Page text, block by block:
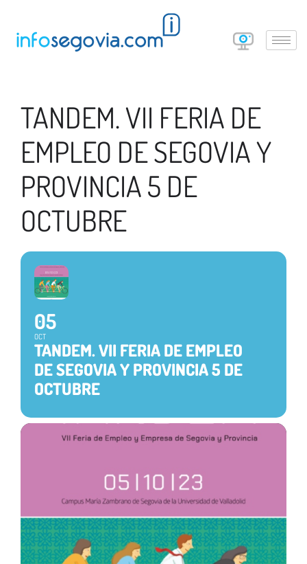
TANDEM. VII FERIA DE
EMPLEO DE SEGOVIA Y
PROVINCIA 5 DE
OCTUBRE
05
OCT
TANDEM. VII FERIA DE EMPLEO
DE SEGOVIA Y PROVINCIA 5 DE
OCTUBRE